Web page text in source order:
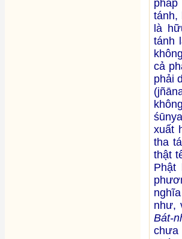
tánh,
là
tánh
cả
phải
xuất
tha
thật
Phật
như,
Bát-
chưa